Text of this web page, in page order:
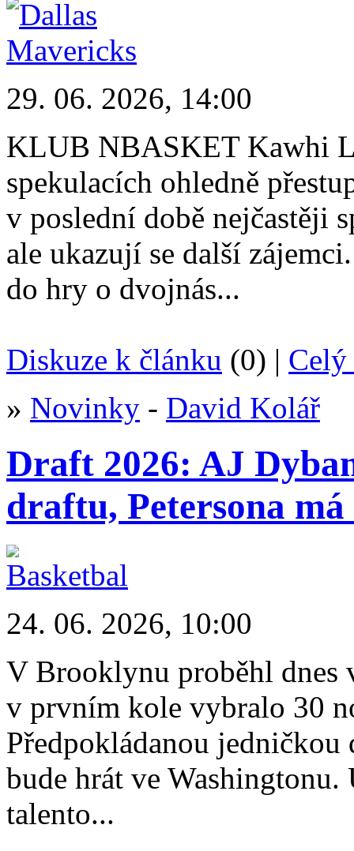
29. 06. 2026, 14:00
KLUB NBASKETKawhi
spekulacích ohledně
v poslední době nejčastěji
ale ukazují se další
do hry o dvojnás...
Diskuze k článku (0) | Celý
» Novinky - David Kolář
Draft 2026: AJ
draftu, Petersona
24. 06. 2026, 10:00
V Brooklynu proběhl dnes
v prvním kole vybralo 30
Předpokládanou jedničkou
bude hrát ve
talento...